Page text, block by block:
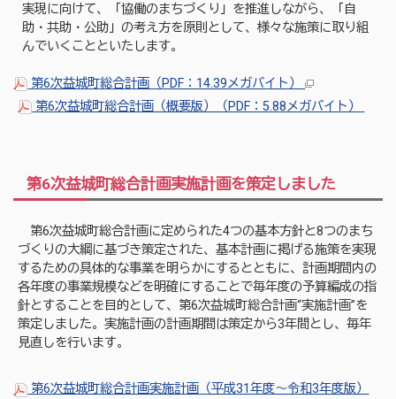
実現に向けて、「協働のまちづくり」を推進しながら、「自
助・共助・公助」の考え方を原則として、様々な施策に取り組
んでいくことといたします。
第6次益城町総合計画（PDF：14.39メガバイト）
第6次益城町総合計画（概要版）（PDF：5.88メガバイト）
第6次益城町総合計画実施計画を策定しました
第6次益城町総合計画に定められた4つの基本方針と8つのまち
づくりの大綱に基づき策定された、基本計画に掲げる施策を実現
するための具体的な事業を明らかにするとともに、計画期間内の
各年度の事業規模などを明確にすることで毎年度の予算編成の指
針とすることを目的として、第6次益城町総合計画“実施計画”を
策定しました。実施計画の計画期間は策定から3年間とし、毎年
見直しを行います。
第6次益城町総合計画実施計画（平成31年度～令和3年度版）